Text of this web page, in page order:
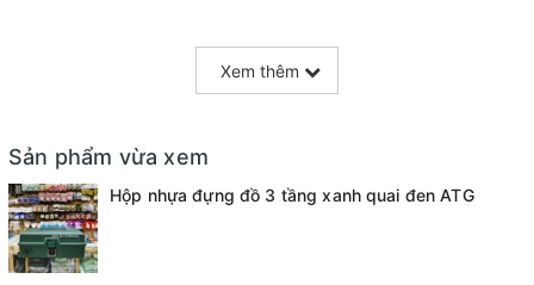
+ Kích thước hộp : 31x13x12cm
Xem thêm
Sản phẩm vừa xem
Hộp nhựa đựng đồ 3 tầng xanh quai đen ATG